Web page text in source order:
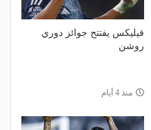
فيليكس يفتتح جوائز دوري
روشن
منذ 4 أيام